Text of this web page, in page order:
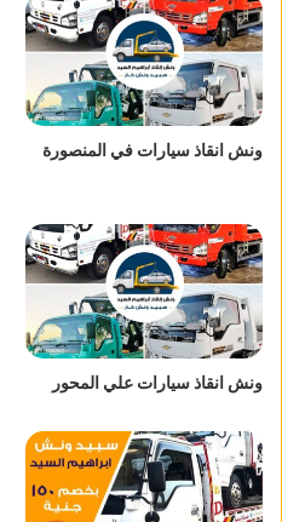
ونش انقاذ سيارات في المنصورة
ونش انقاذ سيارات علي المحور